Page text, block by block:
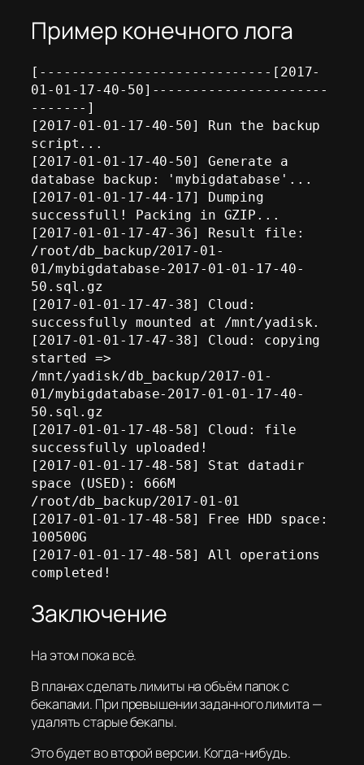
Пример конечного лога
[-----------------------------[2017-
01-01-17-40-50]----------------------
-------]
[2017-01-01-17-40-50] Run the backup
script...
[2017-01-01-17-40-50] Generate a
database backup: 'mybigdatabase'...
[2017-01-01-17-44-17] Dumping
successfull! Packing in GZIP...
[2017-01-01-17-47-36] Result file:
/root/db_backup/2017-01-
01/mybigdatabase-2017-01-01-17-40-
50.sql.gz
[2017-01-01-17-47-38] Cloud:
successfully mounted at /mnt/yadisk.
[2017-01-01-17-47-38] Cloud: copying
started =>
/mnt/yadisk/db_backup/2017-01-
01/mybigdatabase-2017-01-01-17-40-
50.sql.gz
[2017-01-01-17-48-58] Cloud: file
successfully uploaded!
[2017-01-01-17-48-58] Stat datadir
space (USED): 666M
/root/db_backup/2017-01-01
[2017-01-01-17-48-58] Free HDD space:
100500G
[2017-01-01-17-48-58] All operations
completed!
Заключение
На этом пока всё.
В планах сделать лимиты на объём папок с
бекапами. При превышении заданного лимита —
удалять старые бекапы.
Это будет во второй версии. Когда-нибудь.